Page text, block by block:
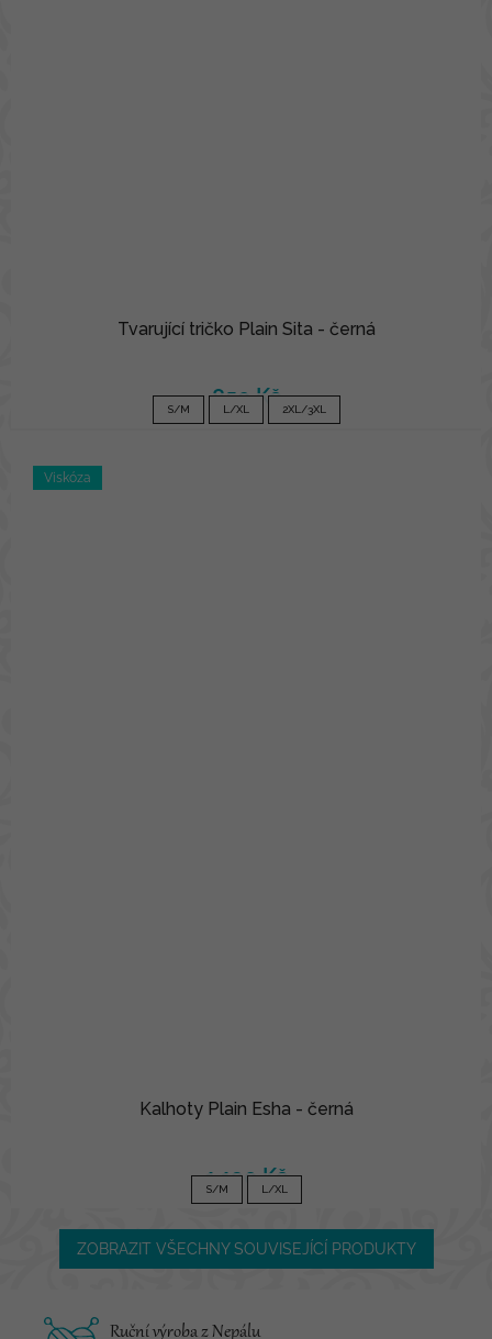
Tvarující tričko Plain Sita - černá
850 Kč
S/M L/XL 2XL/3XL
Viskóza
Kalhoty Plain Esha - černá
1 190 Kč
S/M L/XL
ZOBRAZIT VŠECHNY SOUVISEJÍCÍ PRODUKTY
Ruční výroba z Nepálu